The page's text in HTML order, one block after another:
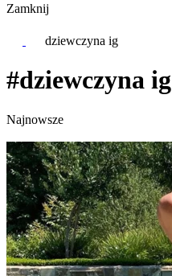
Zamknij
dziewczyna ig
#dziewczyna ig
Najnowsze